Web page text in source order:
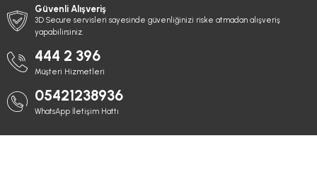
Güvenli Alışveriş
3D Secure servisleri sayesinde güvenliğinizi riske atmadan alışveriş
yapabilirsiniz.
444 2 396
Müşteri Hizmetleri
05421238936
WhatsApp İletişim Hattı